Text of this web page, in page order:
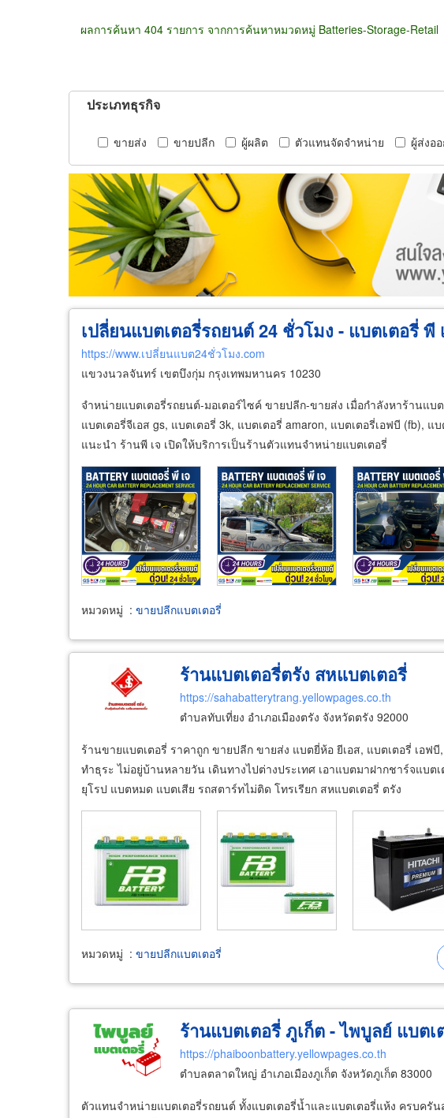
ผลการค้นหา 404 รายการ จากการค้นหาหมวดหมู่ Batteries-Storage-Retail
ประเภทธุรกิจ
ขายส่ง ขายปลีก ผู้ผลิต ตัวแทนจัดจำหน่าย ผู้ส่งอ
เปลี่ยนแบตเตอรี่รถยนต์ 24 ชั่วโมง - แบตเตอรี่ พี
https://www.เปลี่ยนแบต24ชั่วโมง.com
แขวงนวลจันทร์ เขตบึงกุ่ม กรุงเทพมหานคร 10230
จำหน่ายแบตเตอรี่รถยนต์-มอเตอร์ไซค์ ขายปลีก-ขายส่ง เมื่อกำลังหาร้านแบ
แบตเตอรี่จีเอส gs, แบตเตอรี่ 3k, แบตเตอรี่ amaron, แบตเตอรี่เอฟบี (fb), แ
แนะนำ ร้านพี เจ เปิดให้บริการเป็นร้านตัวแทนจำหน่ายแบตเตอรี่
หมวดหมู่ : ขายปลีกแบตเตอรี่
ร้านแบตเตอรี่ตรัง สหแบตเตอรี่
https://sahabatterytrang.yellowpages.co.th
ตำบลทับเที่ยง อำเภอเมืองตรัง จังหวัดตรัง 92000
ร้านขายแบตเตอรี่ ราคาถูก ขายปลีก ขายส่ง แบตยี่ห้อ ยีเอส, แบตเตอรี่ เอฟ
ทำธุระ ไม่อยู่บ้านหลายวัน เดินทางไปต่างประเทศ เอาแบตมาฝากชาร์จแบ
ยุโรป แบตหมด แบตเสีย รถสตาร์ทไม่ติด โทรเรียก สหแบตเตอรี่ ตรัง
หมวดหมู่ : ขายปลีกแบตเตอรี่
ร้านแบตเตอรี่ ภูเก็ต - ไพบูลย์ แบตเ
https://phaiboonbattery.yellowpages.co.th
ตำบลตลาดใหญ่ อำเภอเมืองภูเก็ต จังหวัดภูเก็ต 83000
ตัวแทนจำหน่ายแบตเตอรี่รถยนต์ ทั้งแบตเตอรี่น้ำและแบตเตอรี่แห้ง ครบครั